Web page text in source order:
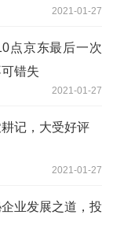
2021-01-27
点京东最后一次
错失
2021-01-27
记，大受好评
2021-01-27
企业发展之道，投